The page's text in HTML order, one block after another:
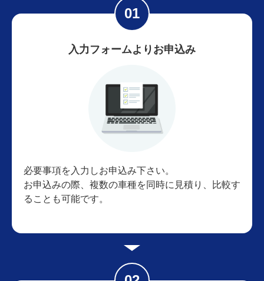
入力フォームよりお申込み
必要事項を入力しお申込み下さい。
お申込みの際、複数の車種を同時に見積り、比較す
ることも可能です。